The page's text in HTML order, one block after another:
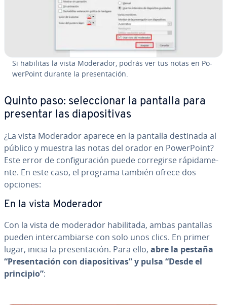
Si habilitas la vista Moderador, podrás ver tus notas en Po­
we­r­Poi­nt durante la pre­se­n­ta­ción.
Quinto paso: se­le­c­cio­nar la pantalla para
presentar las dia­po­si­ti­vas
¿La vista Moderador aparece en la pantalla destinada al
público y muestra las notas del orador en Po­we­r­Poi­nt?
Este error de co­n­fi­gu­ra­ción puede co­rre­gi­r­se rá­pi­da­me­
n­te. En este caso, el programa también ofrece dos
opciones:
En la vista Moderador
Con la vista de moderador ha­bi­li­ta­da, ambas pantallas
pueden in­te­r­ca­m­biar­se con solo unos clics. En primer
lugar, inicia la pre­se­n­ta­ción. Para ello, abre la pestaña
“Pre­se­n­ta­ción con dia­po­si­ti­vas” y pulsa “Desde el
principio”: